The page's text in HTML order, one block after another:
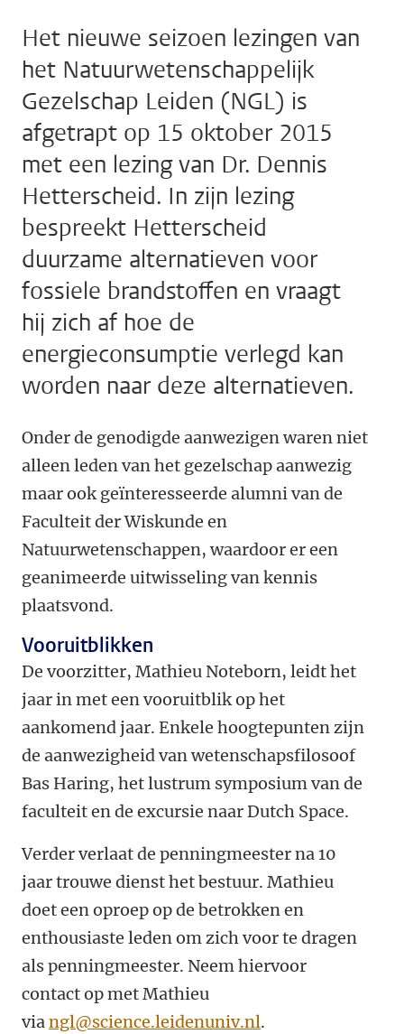
Het nieuwe seizoen lezingen van
het Natuurwetenschappelijk
Gezelschap Leiden (NGL) is
afgetrapt op 15 oktober 2015
met een lezing van Dr. Dennis
Hetterscheid. In zijn lezing
bespreekt Hetterscheid
duurzame alternatieven voor
fossiele brandstoffen en vraagt
hij zich af hoe de
energieconsumptie verlegd kan
worden naar deze alternatieven.
Onder de genodigde aanwezigen waren niet
alleen leden van het gezelschap aanwezig
maar ook geïnteresseerde alumni van de
Faculteit der Wiskunde en
Natuurwetenschappen, waardoor er een
geanimeerde uitwisseling van kennis
plaatsvond.
Vooruitblikken
De voorzitter, Mathieu Noteborn, leidt het
jaar in met een vooruitblik op het
aankomend jaar. Enkele hoogtepunten zijn
de aanwezigheid van wetenschapsfilosoof
Bas Haring, het lustrum symposium van de
faculteit en de excursie naar Dutch Space.
Verder verlaat de penningmeester na 10
jaar trouwe dienst het bestuur. Mathieu
doet een oproep op de betrokken en
enthousiaste leden om zich voor te dragen
als penningmeester. Neem hiervoor
contact op met Mathieu
viangl@science.leidenuniv.nl.